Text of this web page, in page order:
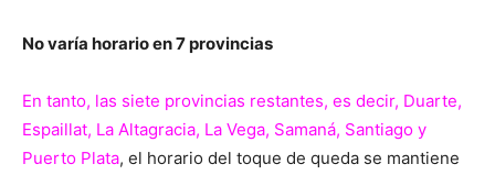
No varía horario en 7 provincias
En tanto, las siete provincias restantes, es decir, Duarte,
Espaillat, La Altagracia, La Vega, Samaná, Santiago y
Puerto Plata, el horario del toque de queda se mantiene